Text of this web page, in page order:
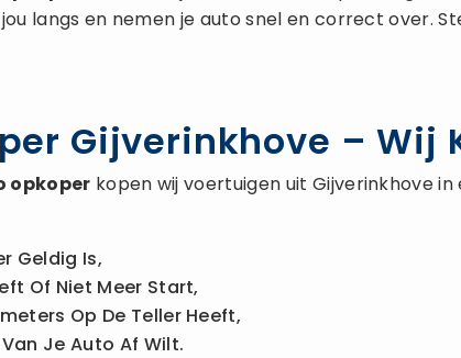
langs en nemen je auto snel en correct over.
Gijverinkhove – Wij
opkoper kopen wij voertuigen uit Gijverinkhove
Geldig Is,
Of Niet Meer Start,
Op De Teller Heeft,
Je Auto Af Wilt.